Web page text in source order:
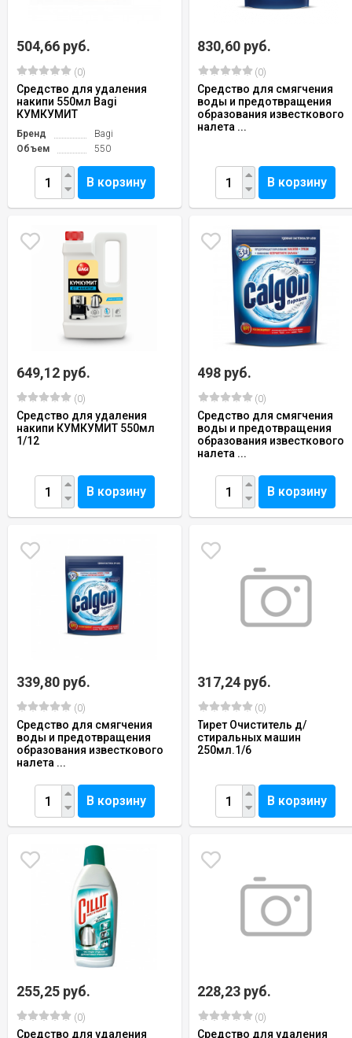
504,66 руб.
(0)
Средство для удаления
накипи 550мл Bagi
КУМКУМИТ
Бренд
Bagi
Объем
550
В корзину
830,60 руб.
(0)
Средство для смягчения
воды и предотвращения
образования известкового
налета ...
В корзину
649,12 руб.
(0)
Средство для удаления
накипи КУМКУМИТ 550мл
1/12
В корзину
498 руб.
(0)
Средство для смягчения
воды и предотвращения
образования известкового
налета ...
В корзину
339,80 руб.
(0)
Средство для смягчения
воды и предотвращения
образования известкового
налета ...
В корзину
317,24 руб.
(0)
Тирет Очиститель д/
стиральных машин
250мл.1/6
В корзину
255,25 руб.
(0)
Средство для удаления
228,23 руб.
(0)
Средство для удаления